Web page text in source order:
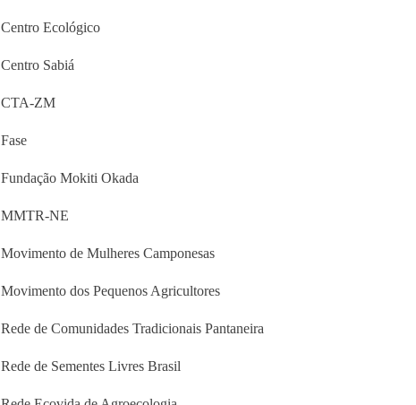
Centro Ecológico
Centro Sabiá
CTA-ZM
Fase
Fundação Mokiti Okada
MMTR-NE
Movimento de Mulheres Camponesas
Movimento dos Pequenos Agricultores
Rede de Comunidades Tradicionais Pantaneira
Rede de Sementes Livres Brasil